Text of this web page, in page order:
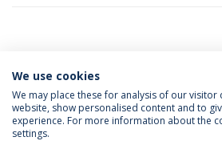
MORE INFORMATION
We use cookies
We may place these for analysis of our
website, show personalised content and to
experience. For more information about the
settings.